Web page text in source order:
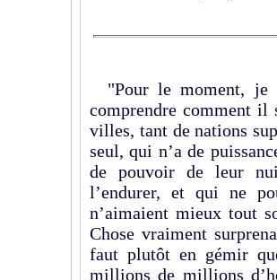
"Pour le moment, je
comprendre comment il
villes, tant de nations
seul, qui n’a de
de pouvoir de leur
l’endurer, et qui ne
n’aimaient mieux tout
Chose vraiment
faut plutôt en gémir
millions de millions